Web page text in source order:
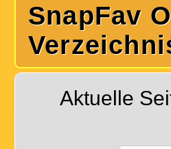
SnapFav
Aktuelle